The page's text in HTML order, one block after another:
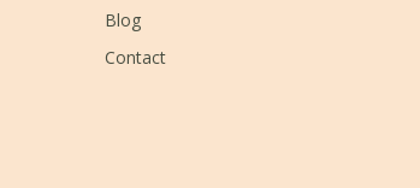
Blog
Contact